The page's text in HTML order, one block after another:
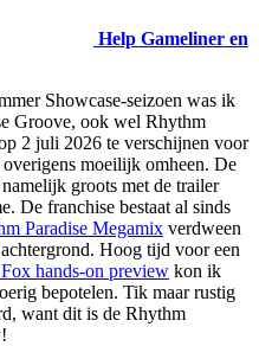
Help Gameliner en
Showcase-seizoen was ik
Groove, ook wel Rhythm
2 juli 2026 te verschijnen voor
moeilijk omheen. De
groots met de trailer
De franchise bestaat al sinds
Paradise Megamix verdween
Hoog tijd voor een
hands-on preview kon ik
bepotelen. Tik maar rustig
want dit is de Rhythm